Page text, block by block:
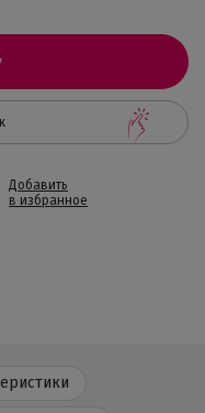
Добавить
в избранное